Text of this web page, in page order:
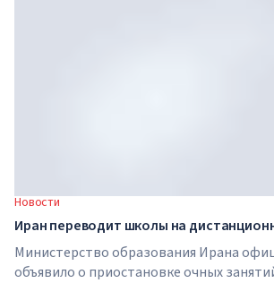
Новости
Иран переводит школы на
Министерство образования Ирана
объявило о приостановке очных